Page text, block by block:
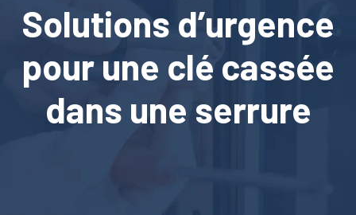
Solutions d’urgence
pour une clé cassée
dans une serrure